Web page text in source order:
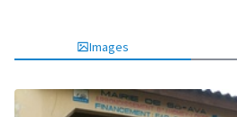
Images